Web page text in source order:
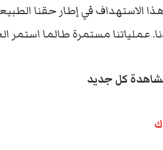
الاستهداف في إطار حقنا
عملياتنا مستمرة طالما استمر
كل جديد